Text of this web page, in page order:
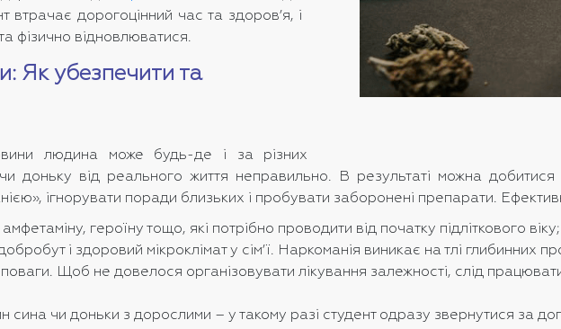
втрачає дорогоцінний час та здоров’я, і
фізично відновлюватися.
Як убезпечити та
людина може будь-де і за різних
доньку від реального життя неправильно. В результаті можна добитися
ігнорувати поради близьких і пробувати заборонені препарати.
героїну тощо, які потрібно проводити від початку підліткового віку;
і здоровий мікроклімат у сім’ї. Наркоманія виникає на тлі глибинних
Щоб не довелося організовувати лікування залежності, слід
сина чи доньки з дорослими – у такому разі студент одразу звернутися за